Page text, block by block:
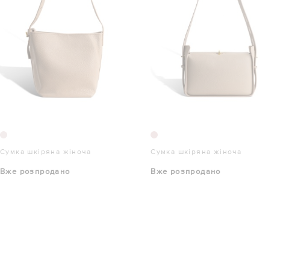
Сумка шкіряна жіноча
Вже розпродано
Сумка шкіряна жіноча
Вже розпродано